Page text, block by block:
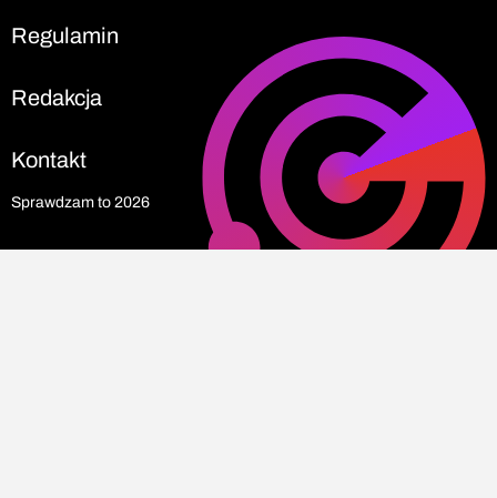
Sprawdzam to 2026
Regulamin
Redakcja
Kontakt